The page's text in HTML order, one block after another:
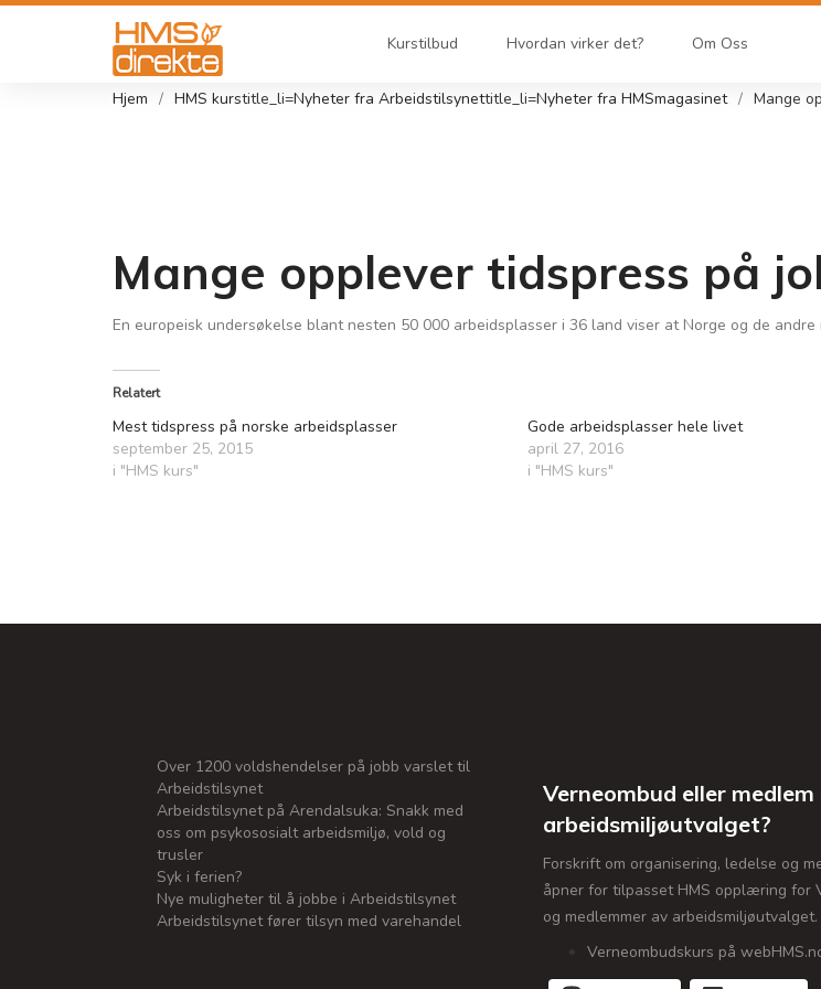
Kurstilbud Hvordan virker det? Om Oss
Hjem HMS kurstitle_li=Nyheter fra Arbeidstilsynettitle_li=Nyheter fra HMSmagasinet Mange
Mange opplever tidspress på
En europeisk undersøkelse blant nesten 50 000 arbeidsplasser i 36 land viser at Norge og de
Relatert
Mest tidspress på norske arbeidsplasser
september 25, 2015
i "HMS kurs"
Gode arbeidsplasser hele livet
april 27, 2016
i "HMS kurs"
Over 1200 voldshendelser på jobb varslet til
Arbeidstilsynet
Arbeidstilsynet på Arendalsuka: Snakk med
oss om psykososialt arbeidsmiljø, vold og
trusler
Syk i ferien?
Nye muligheter til å jobbe i Arbeidstilsynet
Arbeidstilsynet fører tilsyn med varehandel
Verneombud eller medlem
arbeidsmiljøutvalget?
Forskrift om organisering, ledelse og
åpner for tilpasset HMS opplæring for
og medlemmer av arbeidsmiljøutvalget.
Verneombudskurs på